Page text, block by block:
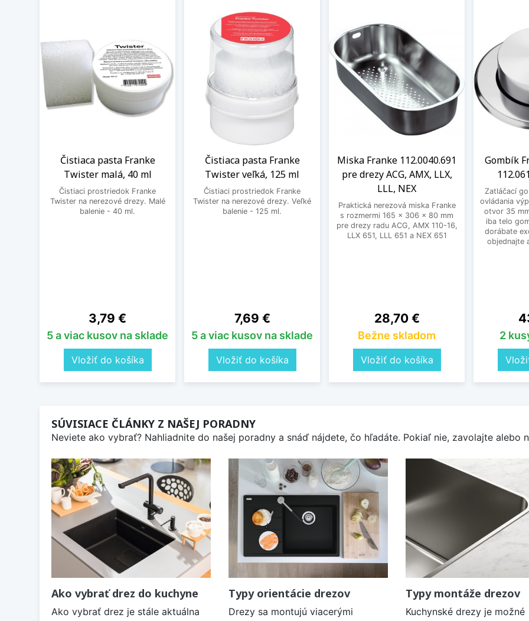
Čistiaca pasta Franke
Twister malá, 40 ml
Čistiaci prostriedok Franke
Twister na nerezové drezy. Malé
balenie - 40 ml.
Cena
3,79 €
5 a viac kusov na sklade
Vložiť do košíka
Čistiaca pasta Franke
Twister veľká, 125 ml
Čistiaci prostriedok Franke
Twister na nerezové drezy. Veľké
balenie - 125 ml.
Cena
7,69 €
5 a viac kusov na sklade
Vložiť do košíka
Miska Franke 112.0040.691
pre drezy ACG, AMX, LLX,
LLL, NEX
Praktická nerezová miska Franke
s rozmermi 165 x 306 x 80 mm
pre drezy radu ACG, AMX 110-16,
LLX 651, LLL 651 a NEX 651
Cena
28,70 €
Bežne skladom
Vložiť do košíka
Gombík
Zatláčací
ovládania
otvor 35
iba telo
dorábate
objednajte
2
SÚVISIACE ČLÁNKY Z NAŠEJ PORADNY
Neviete ako vybrať? Nahliadnite do našej poradny a snáď nájdete, čo hľadáte. Pokiaľ nie, zavolajte alebo
Ako vybrať drez do kuchyne
Ako vybrať drez je stále aktuálna
Typy orientácie drezov
Drezy sa montujú viacerými
Typy montáže drezov
Kuchynské drezy je možné